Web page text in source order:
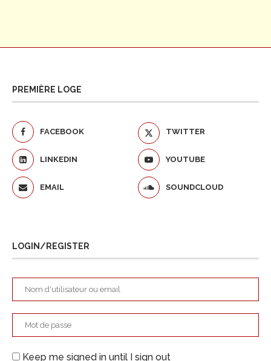
PREMIÈRE LOGE
FACEBOOK TWITTER
LINKEDIN YOUTUBE
EMAIL SOUNDCLOUD
LOGIN/REGISTER
Keep me signed in until I sign out